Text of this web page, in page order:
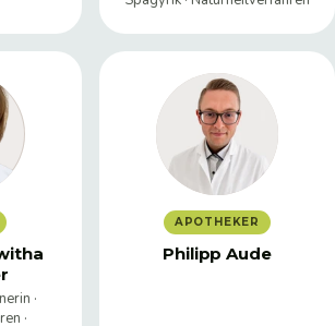
·
·
APOTHEKER
Philipp Aude